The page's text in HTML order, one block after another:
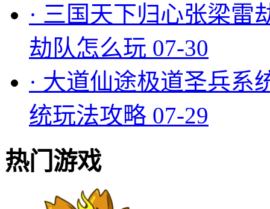
· 三国天下归心张梁雷
劫队怎么玩 07-30
· 大道仙途极道圣兵系
统玩法攻略 07-29
热门游戏